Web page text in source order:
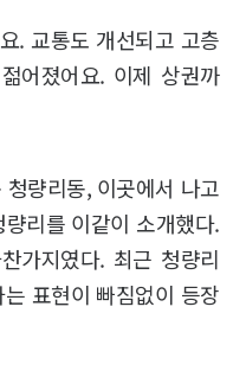
. 교통도 개선되고 고층
어졌어요. 이제 상권까
량리동, 이곳에서 나고
리를 이같이 소개했다.
가지였다. 최근 청량리
표현이 빠짐없이 등장